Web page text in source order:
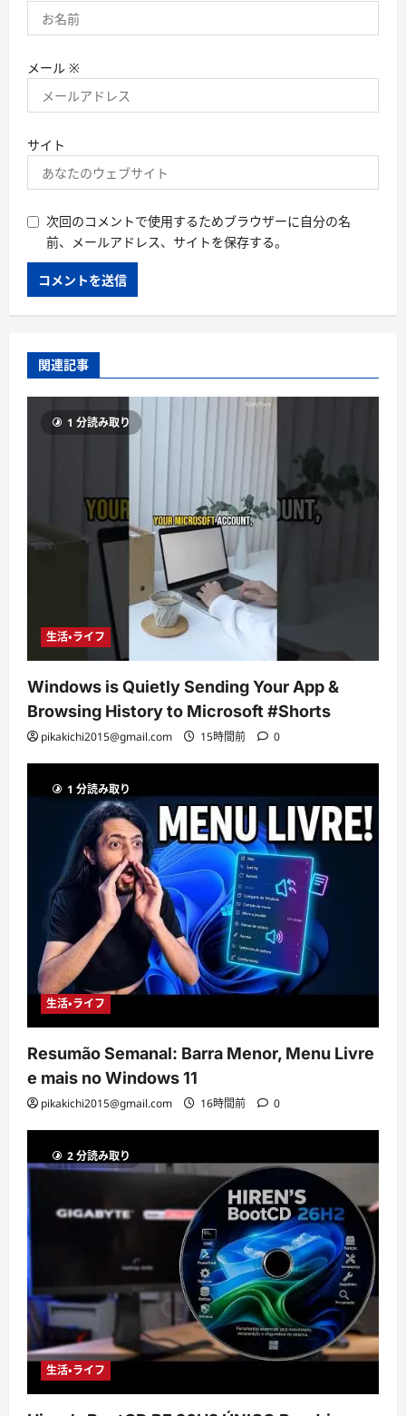
メール ※
サイト
次回のコメントで使用するためブラウザーに自分の名
前、メールアドレス、サイトを保存する。
関連記事
1 分読み取り
生活・ライフ
Windows is Quietly Sending Your App &
Browsing History to Microsoft #Shorts
pikakichi2015@gmail.com 15時間前 0
1 分読み取り
生活・ライフ
Resumão Semanal: Barra Menor, Menu Livre
e mais no Windows 11
pikakichi2015@gmail.com 16時間前 0
2 分読み取り
生活・ライフ